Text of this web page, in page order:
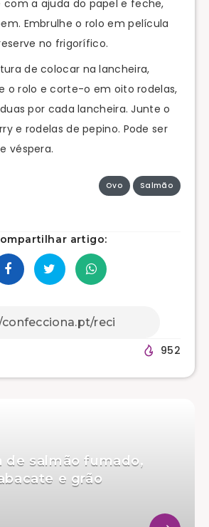
com a ajuda do papel e feche,
Embrulhe o rolo em película
no frigorífico.
de colocar na lancheira,
o rolo e corte-o em oito rodelas,
por cada lancheira. Junte o
e rodelas de pepino. Pode ser
véspera.
Ovo Salmão
artigo:
952
de salmão fumado,
e grão